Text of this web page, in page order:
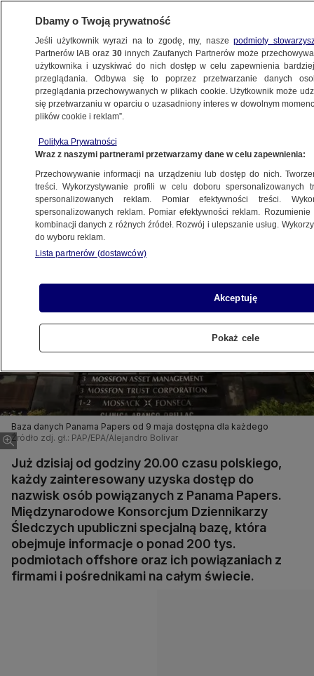
BIZNES
ZE ŚWIATA
Potężna siatka powiązań
9.05.2016, 15:22
Udostępnij
Baza danych Panama Papers od 9 maja dostępna dla każdego
Źródło zdj. gł.: PAP/EPA/Alejandro Bolivar
Już dzisiaj od godziny 20.00 czasu polskiego,
każdy zainteresowany uzyska dostęp do
nazwisk osób powiązanych z Panama Papers.
Międzynarodowe Konsorcjum Dziennikarzy
Śledczych upubliczni specjalną bazę, która
obejmuje informacje o ponad 200 tys.
podmiotach offshore oraz ich powiązaniach z
firmami i pośrednikami na całym świecie.
Dbamy o Twoją prywatność
Jeśli użytkownik wyrazi na to zgodę, my, naszepodmioty
Partnerów IAB oraz30 innych Zaufanych Partnerów może
użytkownika i uzyskiwać do nich dostęp w celu zapewnienia
przeglądania. Odbywa się to poprzez przetwarzanie danych
przeglądania przechowywanych w plikach cookie. Użytkownik może
się przetwarzaniu w oparciu o uzasadniony interes w dowolnym
plików cookie i reklam”.
Polityka Prywatności
Wraz z naszymi partnerami przetwarzamy dane w celu zapewnienia:
Przechowywanie informacji na urządzeniu lub dostęp do nich.
treści. Wykorzystywanie profili w celu doboru spersonalizowanych
spersonalizowanych reklam. Pomiar efektywności treści.
spersonalizowanych reklam. Pomiar efektywności reklam.
kombinacji danych z różnych źródeł. Rozwój i ulepszanie usług.
do wyboru reklam.
Lista partnerów (dostawców)
Akceptuję
Pokaż cele